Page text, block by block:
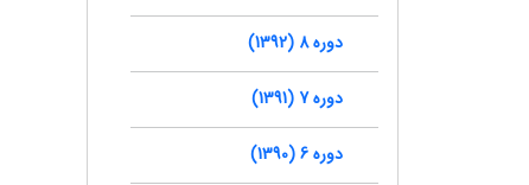
دوره 8 (1392)
دوره 7 (1391)
دوره 6 (1390)